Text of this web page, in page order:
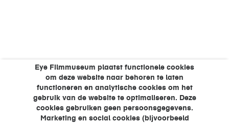
Eye Filmmuseum plaatst functionele cookies
om deze website naar behoren te laten
functioneren en analytische cookies om het
gebruik van de website te optimaliseren. Deze
cookies gebruiken geen persoonsgegevens.
Marketing en social cookies (bijvoorbeeld